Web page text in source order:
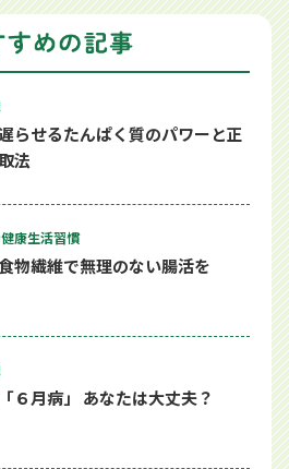
らせるたんぱく質のパワーと正
法
康生活習慣
物繊維で無理のない腸活を
６月病」 あなたは大丈夫？